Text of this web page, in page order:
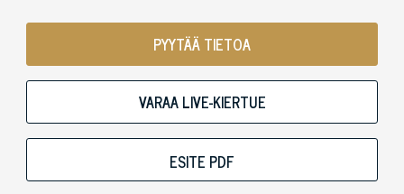
PYYTÄÄ TIETOA
VARAA LIVE-KIERTUE
ESITE PDF